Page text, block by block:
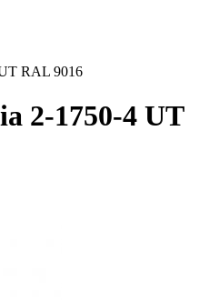
RAL 9016
2-1750-4 UT